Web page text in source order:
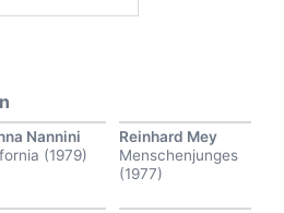
Nannini
(1979)
Reinhard Mey
Menschenjunges
(1977)